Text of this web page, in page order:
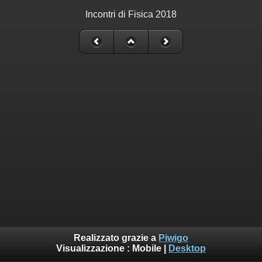
Incontri di Fisica 2018
Realizzato grazie a Piwigo
Visualizzazione : Mobile Desktop